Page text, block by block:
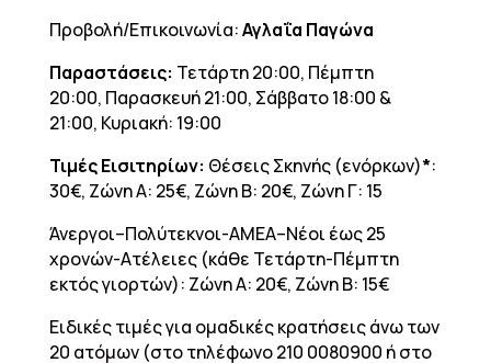
Προβολή/Επικοινωνία:Αγλαΐα Παγώνα
Παραστάσεις: Τετάρτη 20:00, Πέμπτη
20:00, Παρασκευή 21:00, Σάββατο 18:00 &
21:00, Κυριακή: 19:00
Τιμές Εισιτηρίων: Θέσεις Σκηνής (ενόρκων)*:
30€, Ζώνη Α: 25€, Ζώνη Β: 20€, Ζώνη Γ: 15
Άνεργοι–Πολύτεκνοι-AMEA–Νέοι έως 25
χρονών-Ατέλειες (κάθε Τετάρτη-Πέμπτη
εκτός γιορτών): Ζώνη Α: 20€, Ζώνη Β: 15€
Ειδικές τιμές για ομαδικές κρατήσεις άνω των
20 ατόμων (στο τηλέφωνο 210 0080900 ή στο